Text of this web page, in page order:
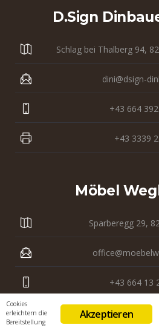
D.sign
Schlag bei Thalberg 94,
dini@dsign-
+43 664
+43 3339
Möbel
Sparberegg 29,
+43 664 13
+43 3339
Akzeptieren
Cookies
erleichtern die
Bereitstellung